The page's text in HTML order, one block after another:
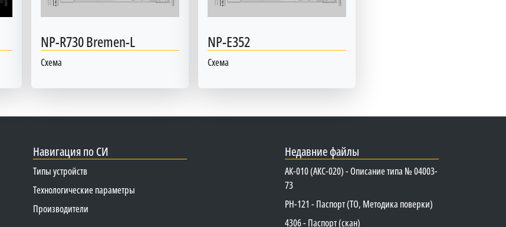
NP-R730 Bremen-L
Схема
NP-E352
Схема
Навигация по СИ
Типы устройств
Технологические параметры
Производители
Недавние файлы
АК-010 (АКС-020) - Описание типа № 04003-
73
PH-121 - Паспорт (ТО, Методика поверки)
4306 - Паспорт (скан)